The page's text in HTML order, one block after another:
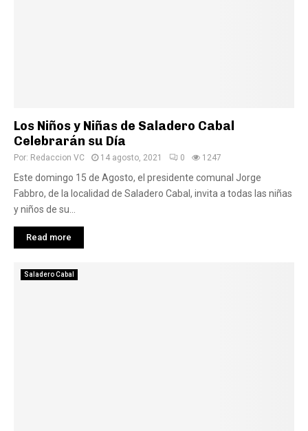
Los Niños y Niñas de Saladero Cabal
Celebrarán su Día
Por: Redaccion VC 14 agosto, 2021 0 1247
Este domingo 15 de Agosto, el presidente comunal Jorge
Fabbro, de la localidad de Saladero Cabal, invita a todas las niñas
y niños de su...
Read more
Saladero Cabal